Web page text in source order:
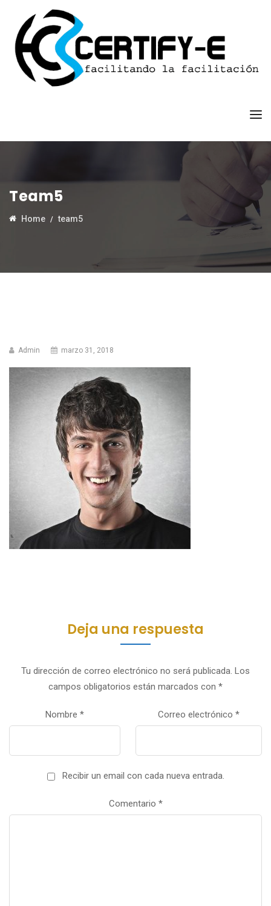
Team5
Home team5
Admin marzo 31, 2018
Deja una respuesta
Tu dirección de correo electrónico no será publicada. Los
campos obligatorios están marcados con *
Nombre * Correo electrónico *
Recibir un email con cada nueva entrada.
Comentario *